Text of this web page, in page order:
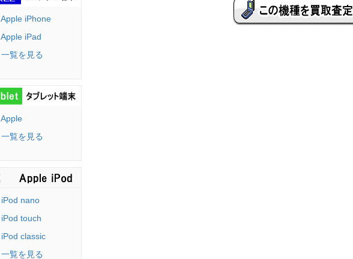
Apple iPhone
Apple iPad
一覧を見る
Apple
一覧を見る
iPod nano
iPod touch
iPod classic
一覧を見る